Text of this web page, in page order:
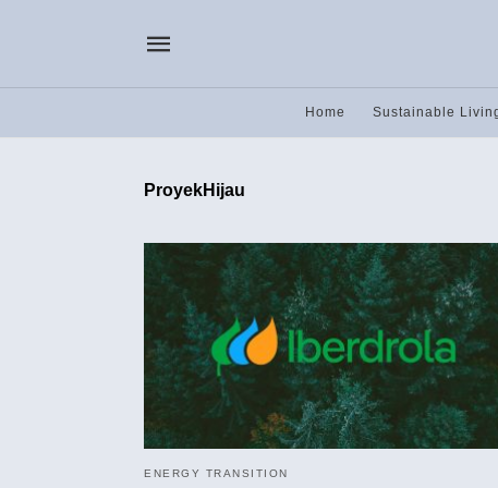
Home Sustainable
ProyekHijau
ENERGY TRANSITION